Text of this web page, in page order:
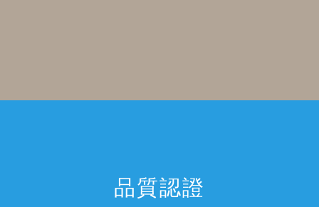
品質認證